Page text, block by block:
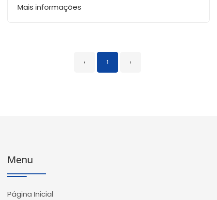
Mais informações
‹ 1 ›
Menu
Página Inicial